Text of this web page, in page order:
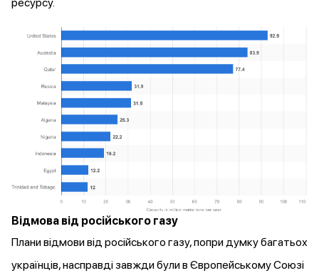
Відмова від російського газу
Плани відмови від російського газу, попри думку багатьох
українців, насправді завжди були в Європейському Союзі